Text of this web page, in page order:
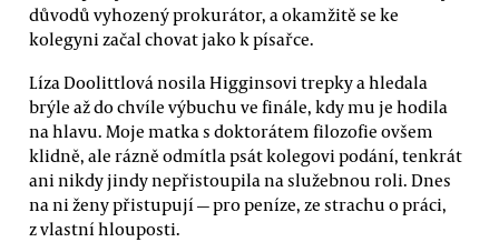
důvodů vyhozený prokurátor, a okamžitě se ke
kolegyni začal chovat jako k písařce.
Líza Doolittlová nosila Higginsovi trepky a hledala
brýle až do chvíle výbuchu ve finále, kdy mu je hodila
na hlavu. Moje matka s doktorátem filozofie ovšem
klidně, ale rázně odmítla psát kolegovi podání, tenkrát
ani nikdy jindy nepřistoupila na služebnou roli. Dnes
na ni ženy přistupují — pro peníze, ze strachu o práci,
z vlastní hlouposti.